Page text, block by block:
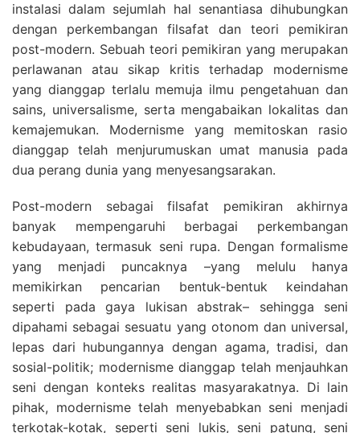
instalasi dalam sejumlah hal senantiasa dihubungkan
dengan perkembangan filsafat dan teori pemikiran
post-modern. Sebuah teori pemikiran yang merupakan
perlawanan atau sikap kritis terhadap modernisme
yang dianggap terlalu memuja ilmu pengetahuan dan
sains, universalisme, serta mengabaikan lokalitas dan
kemajemukan. Modernisme yang memitoskan rasio
dianggap telah menjurumuskan umat manusia pada
dua perang dunia yang menyesangsarakan.
Post-modern sebagai filsafat pemikiran akhirnya
banyak mempengaruhi berbagai perkembangan
kebudayaan, termasuk seni rupa. Dengan formalisme
yang menjadi puncaknya –yang melulu hanya
memikirkan pencarian bentuk-bentuk keindahan
seperti pada gaya lukisan abstrak– sehingga seni
dipahami sebagai sesuatu yang otonom dan universal,
lepas dari hubungannya dengan agama, tradisi, dan
sosial-politik; modernisme dianggap telah menjauhkan
seni dengan konteks realitas masyarakatnya. Di lain
pihak, modernisme telah menyebabkan seni menjadi
terkotak-kotak, seperti seni lukis, seni patung, seni